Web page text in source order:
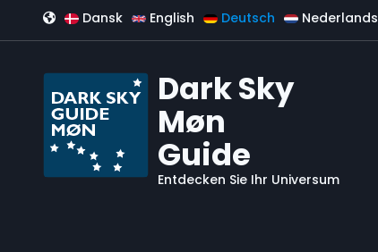
Direkt zum Inhalt
Dansk English Deutsch Nederlands
Dark Sky
Møn
Guide
Entdecken Sie Ihr Universum